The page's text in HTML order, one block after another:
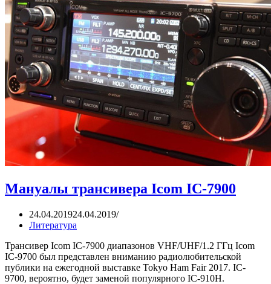
Мануалы трансивера Icom IC-7900
24.04.201924.04.2019
Литература
Трансивер Icom IC-7900 диапазонов VHF/UHF/1.2 ГГц Icom
IC-9700 был представлен вниманию радиолюбительской
публики на ежегодной выставке Tokyo Ham Fair 2017. IC-
9700, вероятно, будет заменой популярного IC-910H.